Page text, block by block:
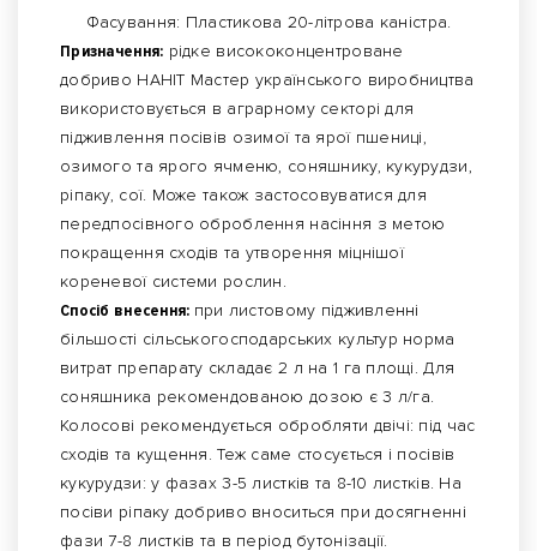
Фасування: Пластикова 20-літрова каністра.
Призначення: рідке висококонцентроване
добриво НАНІТ Мастер українського виробництва
використовується в аграрному секторі для
підживлення посівів озимої та ярої пшениці,
озимого та ярого ячменю, соняшнику, кукурудзи,
ріпаку, сої. Може також застосовуватися для
передпосівного оброблення насіння з метою
покращення сходів та утворення міцнішої
кореневої системи рослин.
Спосіб внесення: при листовому підживленні
більшості сільськогосподарських культур норма
витрат препарату складає 2 л на 1 га площі. Для
соняшника рекомендованою дозою є 3 л/га.
Колосові рекомендується обробляти двічі: під час
сходів та кущення. Теж саме стосується і посівів
кукурудзи: у фазах 3-5 листків та 8-10 листків. На
посіви ріпаку добриво вноситься при досягненні
фази 7-8 листків та в період бутонізації.